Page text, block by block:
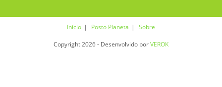
Início Posto Planeta Sobre
Copyright 2026 - Desenvolvido porVEROK